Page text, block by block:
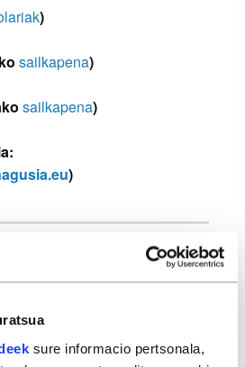
sure informacio pertsonala,
)
sailkapena)
sailkapena)
)